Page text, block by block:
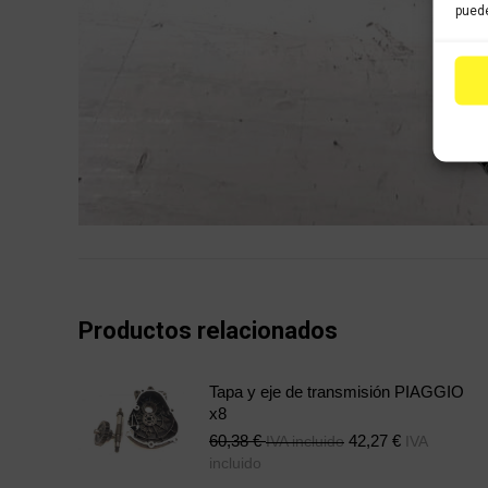
Productos relacionados
Tapa y eje de transmisión PIAGGIO
x8
60,38€ IVA incluido 42,27 € IVA
incluido